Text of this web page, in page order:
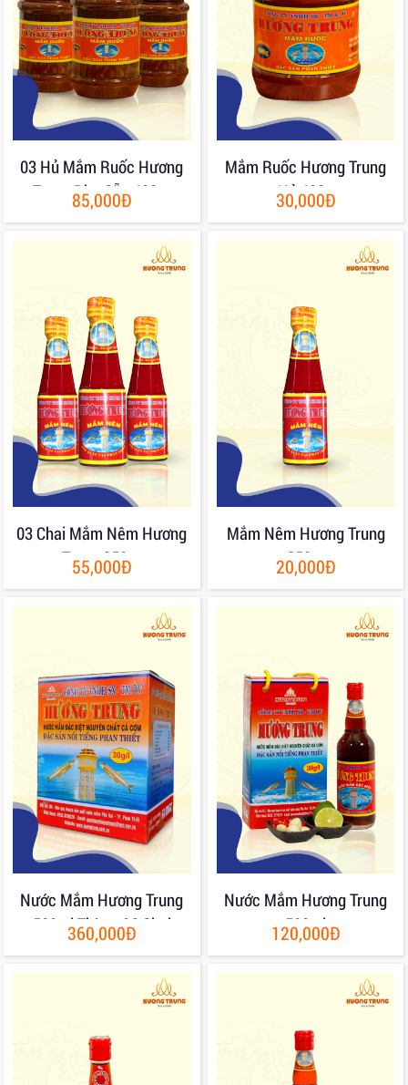
03 Hủ Mắm Ruốc Hương
Trung Pha Sẵn 400gr
85,000Đ
Mắm Ruốc Hương Trung
Hủ 400g
30,000Đ
03 Chai Mắm Nêm Hương
Trung 250gr
55,000Đ
Mắm Nêm Hương Trung
250gr
20,000Đ
Nước Mắm Hương Trung
500ml Thùng 06 Chai
360,000Đ
Nước Mắm Hương Trung
500ml
120,000Đ